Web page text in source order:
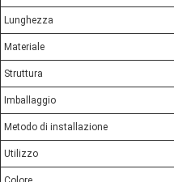
Lunghezza
Materiale
Struttura
Imballaggio
Metodo di installazione
Utilizzo